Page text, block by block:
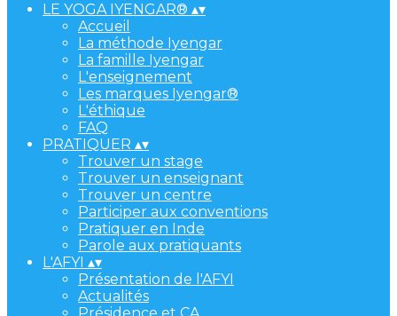
LE YOGA IYENGAR® ▴▾
Accueil
La méthode Iyengar
La famille Iyengar
L'enseignement
Les marques Iyengar®
L'éthique
FAQ
PRATIQUER ▴▾
Trouver un stage
Trouver un enseignant
Trouver un centre
Participer aux conventions
Pratiquer en Inde
Parole aux pratiquants
L'AFYI ▴▾
Présentation de l'AFYI
Actualités